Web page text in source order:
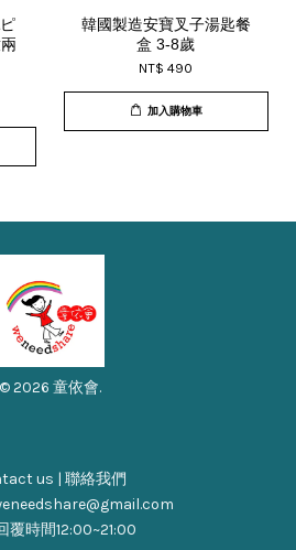
韓國製造安寶叉子湯匙餐
盒 3-8歲
NT$ 490
加入購物車
© 2026 童依會.
us | 聯絡我們
覆時間12:00~21:00